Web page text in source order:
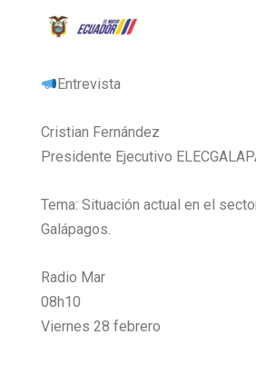
Entrevista
Cristian Fernández
Presidente Ejecutivo
Tema: Situación actual en el
Galápagos.
Radio Mar
08h10
Viernes 28 febrero